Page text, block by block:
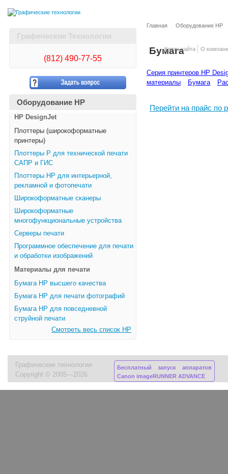
Карта сайта О
Графические Технологии
(812) 490-77-55
Оборудование HP
HP DesignJet
Плоттеры (широкоформатные
принтеры)
Плоттеры Р для технической печати
САПР и ГИС
Плоттеры НР для интерьерной,
рекламной и фотопечати
Широкоформатные сканеры
Широкоформатные
многофункциональные устройства
Серверы печати
Программное обеспечение для печати
и обработки изображений
Материалы для печати
Бумага HP высшего качества
Бумага HP для печати фотографий
Бумага HP для повседневной
струйной печати
Смотреть весь список HP
Главная Оборудование HP
Бумага
Серия принтеров HP
материалы
Бумага
Перейти на прайс по
Графические технологии
Copyright © 2005—2026
Бесплатный запуск аппаратов
Canon imageRUNNER ADVANCE